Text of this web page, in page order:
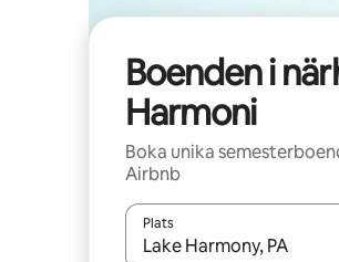
Boenden i
Harmoni
Boka unika
Airbnb
Plats
När resultaten är